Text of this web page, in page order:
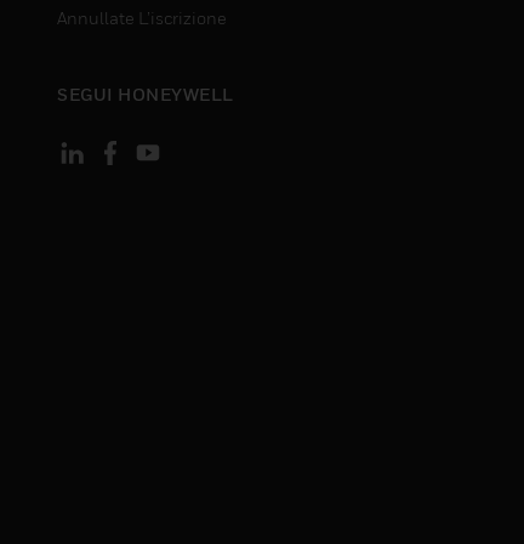
Annullate L’iscrizione
SEGUI HONEYWELL